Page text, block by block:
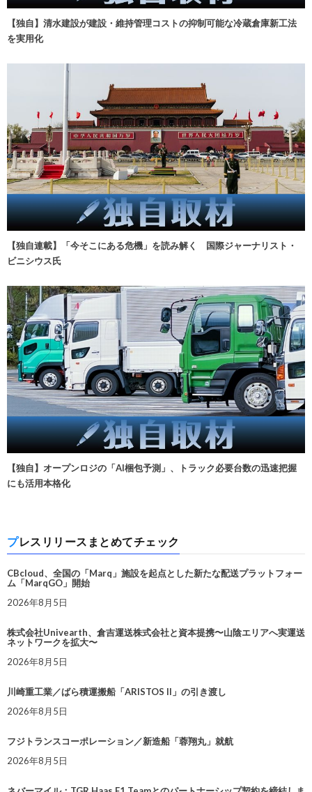
【独自】清水建設が建設・維持管理コストの抑制可能な冷蔵倉庫新工法
を実用化
【独自連載】「今そこにある危機」を読み解く 国際ジャーナリスト・
ビニシウス氏
【独自】オープンロジの「AI梱包予測」、トラック必要台数の迅速把握
にも活用本格化
プレスリリースまとめてチェック
CBcloud、全国の「Marq」施設を起点とした新たな配送プラットフォー
ム「MarqGO」開始
2026年8月5日
株式会社Univearth、倉吉運送株式会社と資本提携〜山陰エリアへ実運送
ネットワークを拡大〜
2026年8月5日
川崎重工業／ばら積運搬船「ARISTOS II」の引き渡し
2026年8月5日
フジトランスコーポレーション／新造船「蓉翔丸」就航
2026年8月5日